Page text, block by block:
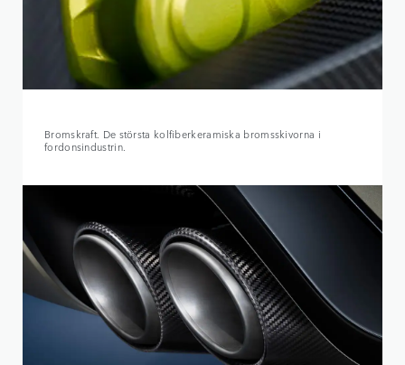
Bromskraft. De största kolfiberkeramiska bromsskivorna i
fordonsindustrin.